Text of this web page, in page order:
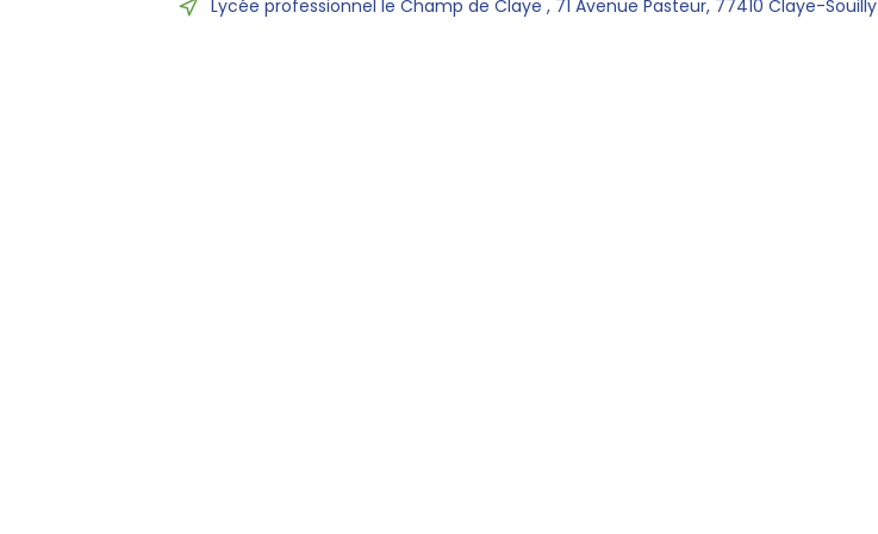
Lycée professionnel le Champ de Claye , 71 Avenue Pasteur, 77410 Claye-Souilly